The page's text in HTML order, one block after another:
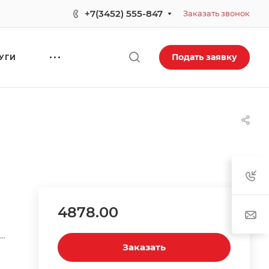
+7(3452) 555-847 Заказать звонок
Подать заявку
4878.00
Заказать